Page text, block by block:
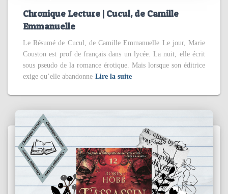
Chronique Lecture | Cucul, de Camille
Emmanuelle
Le Résumé de Cucul, de Camille Emmanuelle Le jour, Marie
Couston est prof de français dans un lycée. La nuit, elle écrit
sous pseudo de la romance érotique. Mais lorsque son éditrice
exige qu’elle abandonne Lire la suite